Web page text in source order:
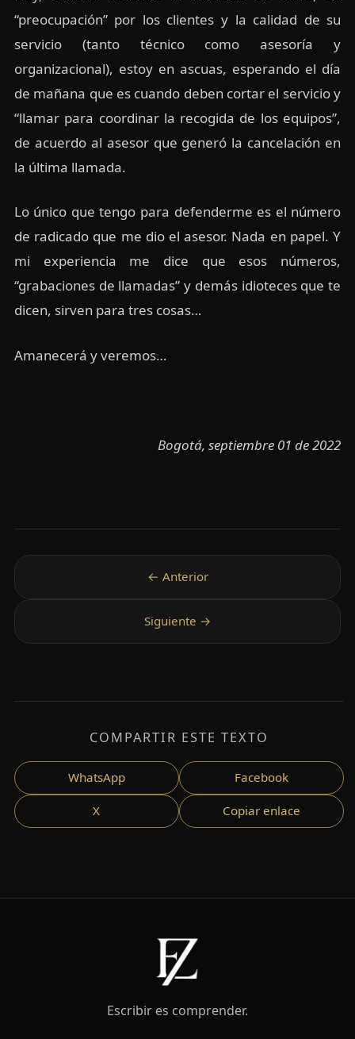
“preocupación” por los clientes y la calidad de su
servicio (tanto técnico como asesoría y
organizacional), estoy en ascuas, esperando el día
de mañana que es cuando deben cortar el servicio y
“llamar para coordinar la recogida de los equipos”,
de acuerdo al asesor que generó la cancelación en
la última llamada.
Lo único que tengo para defenderme es el número
de radicado que me dio el asesor. Nada en papel. Y
mi experiencia me dice que esos números,
“grabaciones de llamadas” y demás idioteces que te
dicen, sirven para tres cosas…
Amanecerá y veremos…
Bogotá, septiembre 01 de 2022
COMPARTIR ESTE TEXTO
WhatsApp Facebook
X Copiar enlace
Escribir es comprender.